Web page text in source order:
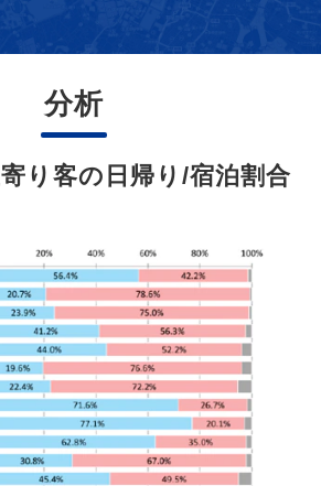
分析
り客の日帰り/宿泊割合